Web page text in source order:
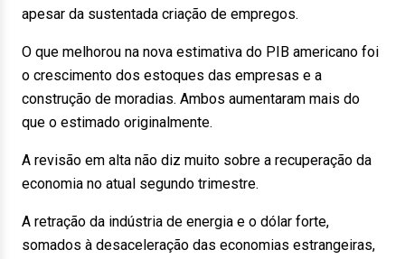
apesar da sustentada criação de empregos.
O que melhorou na nova estimativa do PIB americano foi
o crescimento dos estoques das empresas e a
construção de moradias. Ambos aumentaram mais do
que o estimado originalmente.
A revisão em alta não diz muito sobre a recuperação da
economia no atual segundo trimestre.
A retração da indústria de energia e o dólar forte,
somados à desaceleração das economias estrangeiras,